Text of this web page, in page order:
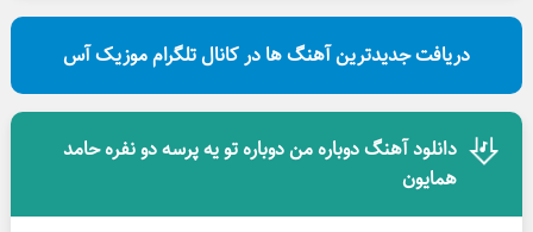
دریافت جدیدترین آهنگ ها در کانال تلگرام موزیک آس
دانلود آهنگ دوباره من دوباره تو یه پرسه دو نفره حامد
همایون